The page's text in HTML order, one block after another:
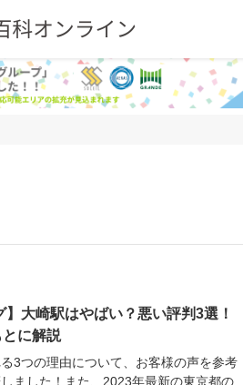
大崎駅はやばい？悪い評判3選！
に解説
3つの理由について、お客様の声を参考
ました！また、2023年最新の東京都の